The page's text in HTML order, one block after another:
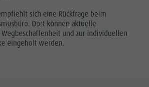
sich eine Rückfrage beim
Dort können aktuelle
und zur individuellen
eingeholt werden.